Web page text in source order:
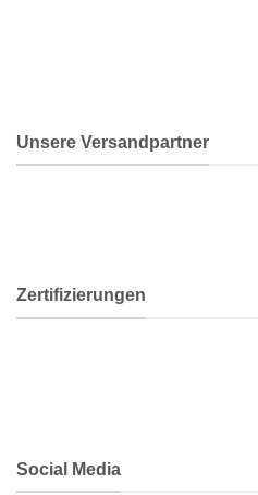
Unsere Versandpartner
Zertifizierungen
Social Media